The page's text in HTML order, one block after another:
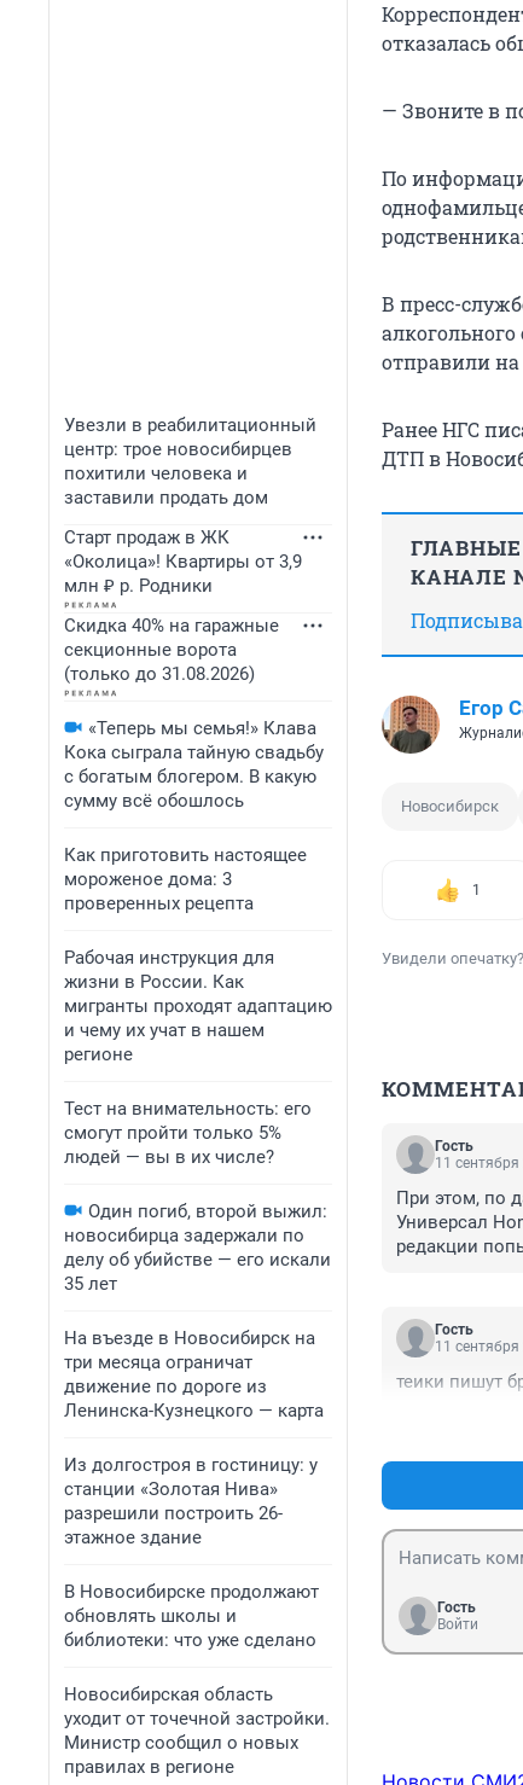
Увезли в реабилитационный
центр: трое новосибирцев
похитили человека и
заставили продать дом
Старт продаж в ЖК
«Околица»! Квартиры от 3,9
млн ₽ р. Родники
Скидка 40% на гаражные
секционные ворота
(только до 31.08.2026)
«Теперь мы семья!» Клава
Кока сыграла тайную свадьбу
с богатым блогером. В какую
сумму всё обошлось
Как приготовить настоящее
мороженое дома: 3
проверенных рецепта
Рабочая инструкция для
жизни в России. Как
мигранты проходят адаптацию
и чему их учат в нашем
регионе
Тест на внимательность: его
смогут пройти только 5%
людей — вы в их числе?
Один погиб, второй выжил:
новосибирца задержали по
делу об убийстве — его искали
35 лет
На въезде в Новосибирск на
три месяца ограничат
движение по дороге из
Ленинска-Кузнецкого — карта
Из долгостроя в гостиницу: у
станции «Золотая Нива»
разрешили построить 26-
этажное здание
В Новосибирске продолжают
обновлять школы и
библиотеки: что уже сделано
Новосибирская область
уходит от точечной застройки.
Министр сообщил о новых
правилах в регионе
отказалась
— Звоните в
По
В пресс-
отправили
Ранее НГС
ДТП в
КАНАЛЕ
Егор
Новосибирск
1
Увидели
Гость
11
При этом, по
Универсал
редакции
На
Гость
11
теики пишут
Гость
Войти